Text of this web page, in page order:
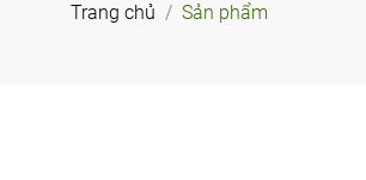
Trang chủ Sản phẩm